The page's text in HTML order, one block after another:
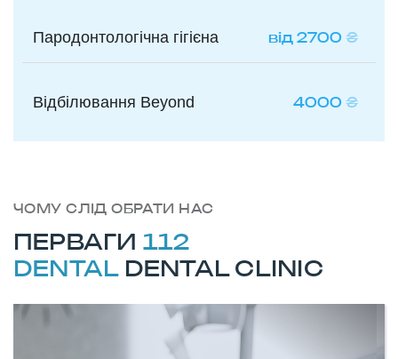
Пародонтологічна гігієна від 2700 ₴
Відбілювання Beyond 4000 ₴
ЧОМУ СЛІД ОБРАТИ НАС
ПЕРВАГИ 112
DENTALDENTAL CLINIC